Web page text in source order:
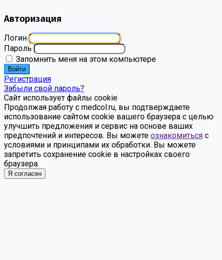
Авторизация
Логин
Пароль
Запомнить меня на этом компьютере
Войти
Регистрация
Забыли свой пароль?
Сайт использует файлы cookie
Продолжая работу с medcol.ru, вы подтверждаете
использование сайтом cookie вашего браузера с целью
улучшить предложения и сервис на основе ваших
предпочтений и интересов. Вы можете ознакомиться с
условиями и принципами их обработки. Вы можете
запретить сохранение cookie в настройках своего
браузера.
Я согласен